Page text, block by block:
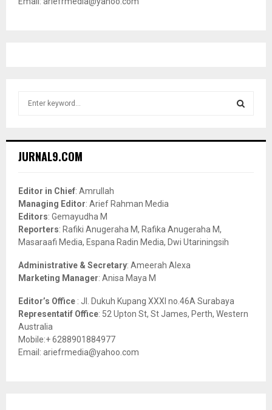
h
o
r
:
JURNAL9.COM
Editor in Chief: Amrullah
Managing Editor: Arief Rahman Media
Editors: Gemayudha M
Reporters: Rafiki Anugeraha M, Rafika Anugeraha M,
Masaraafi Media, Espana Radin Media, Dwi Utariningsih
Administrative & Secretary: Ameerah Alexa
Marketing Manager: Anisa Maya M
Editor’s Office : Jl. Dukuh Kupang XXXI no.46A Surabaya
Representatif Office: 52 Upton St, St James, Perth, Western
Australia
Mobile:+ 6288901884977
Email: ariefrmedia@yahoo.com